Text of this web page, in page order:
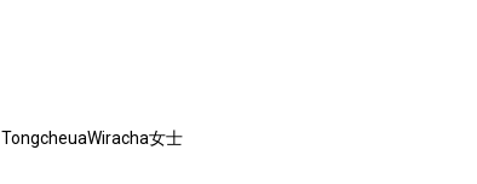
TongcheuaWiracha女士